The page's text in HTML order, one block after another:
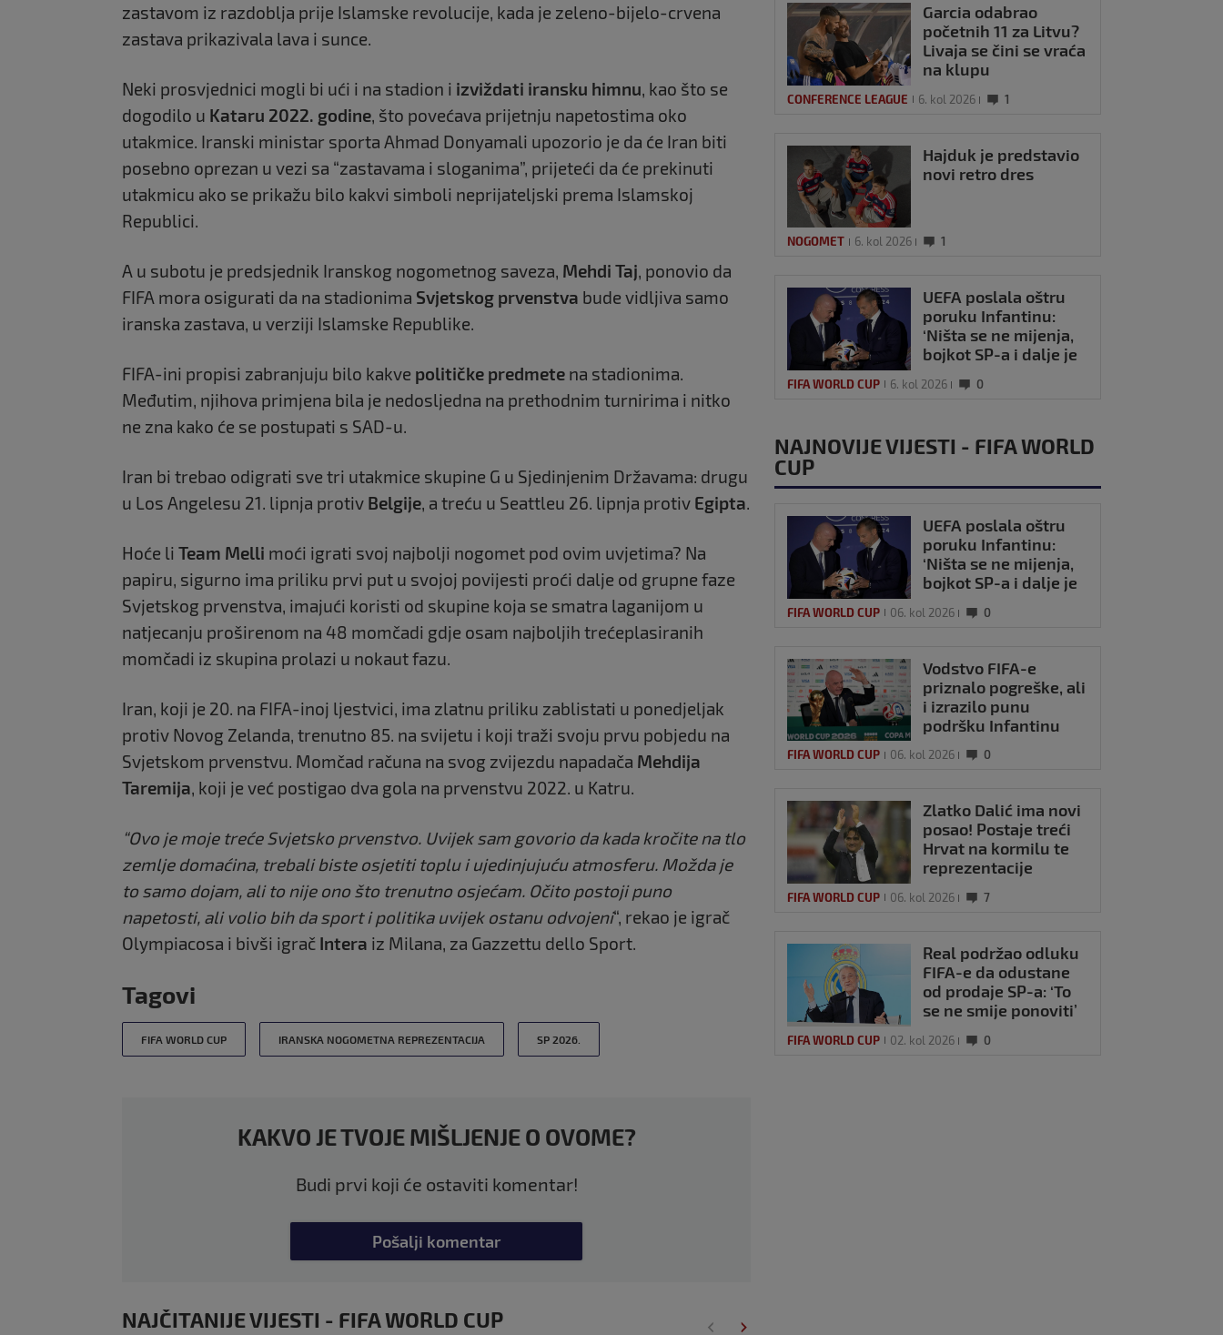
zastavom iz razdoblja prije Islamske revolucije, kada je zeleno-bijelo-crvena
zastava prikazivala lava i sunce.
Neki prosvjednici mogli bi ući i na stadion i izviždati iransku himnu, kao što se
dogodilo u Kataru 2022. godine, što povećava prijetnju napetostima oko
utakmice. Iranski ministar sporta Ahmad Donyamali upozorio je da će Iran biti
posebno oprezan u vezi sa “zastavama i sloganima”, prijeteći da će prekinuti
utakmicu ako se prikažu bilo kakvi simboli neprijateljski prema Islamskoj
Republici.
A u subotu je predsjednik Iranskog nogometnog saveza, Mehdi Taj, ponovio da
FIFA mora osigurati da na stadionima Svjetskog prvenstva bude vidljiva samo
iranska zastava, u verziji Islamske Republike.
FIFA-ini propisi zabranjuju bilo kakve političke predmete na stadionima.
Međutim, njihova primjena bila je nedosljedna na prethodnim turnirima i nitko
ne zna kako će se postupati s SAD-u.
Iran bi trebao odigrati sve tri utakmice skupine G u Sjedinjenim Državama: drugu
u Los Angelesu 21. lipnja protiv Belgije, a treću u Seattleu 26. lipnja protiv Egipta.
Hoće li Team Melli moći igrati svoj najbolji nogomet pod ovim uvjetima? Na
papiru, sigurno ima priliku prvi put u svojoj povijesti proći dalje od grupne faze
Svjetskog prvenstva, imajući koristi od skupine koja se smatra laganijom u
natjecanju proširenom na 48 momčadi gdje osam najboljih trećeplasiranih
momčadi iz skupina prolazi u nokaut fazu.
Iran, koji je 20. na FIFA-inoj ljestvici, ima zlatnu priliku zablistati u ponedjeljak
protiv Novog Zelanda, trenutno 85. na svijetu i koji traži svoju prvu pobjedu na
Svjetskom prvenstvu. Momčad računa na svog zvijezdu napadača Mehdija
Taremija, koji je već postigao dva gola na prvenstvu 2022. u Katru.
“Ovo je moje treće Svjetsko prvenstvo. Uvijek sam govorio da kada kročite na tlo
zemlje domaćina, trebali biste osjetiti toplu i ujedinjujuću atmosferu. Možda je
to samo dojam, ali to nije ono što trenutno osjećam. Očito postoji puno
napetosti, ali volio bih da sport i politika uvijek ostanu odvojeni“, rekao je igrač
Olympiacosa i bivši igrač Intera iz Milana, za Gazzettu dello Sport.
Tagovi
FIFA WORLD CUP IRANSKA NOGOMETNA REPREZENTACIJA SP 2026.
KAKVO JE TVOJE MIŠLJENJE O OVOME?
Budi prvi koji će ostaviti komentar!
Pošalji komentar
NAJČITANIJE VIJESTI - FIFA WORLD CUP
Garcia odabrao
početnih 11 za Litvu?
Livaja se čini se vraća
na klupu
CONFERENCE LEAGUE 6. kol 2026 1
Hajduk je predstavio
novi retro dres
NOGOMET 6. kol 2026 1
UEFA poslala oštru
poruku Infantinu:
‘Ništa se ne mijenja,
bojkot SP-a i dalje je
FIFA WORLD CUP 6. kol 2026 0
NAJNOVIJE VIJESTI - FIFA WORLD
CUP
UEFA poslala oštru
poruku Infantinu:
‘Ništa se ne mijenja,
bojkot SP-a i dalje je
FIFA WORLD CUP 06. kol 2026 0
Vodstvo FIFA-e
priznalo pogreške, ali
i izrazilo punu
podršku Infantinu
FIFA WORLD CUP 06. kol 2026 0
Zlatko Dalić ima novi
posao! Postaje treći
Hrvat na kormilu te
reprezentacije
FIFA WORLD CUP 06. kol 2026 7
Real podržao odluku
FIFA-e da odustane
od prodaje SP-a: ‘To
se ne smije ponoviti’
FIFA WORLD CUP 02. kol 2026 0